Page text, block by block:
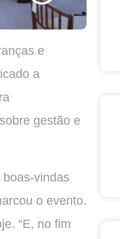
e
a
gestão e
vindas
o evento.
“E, no fim